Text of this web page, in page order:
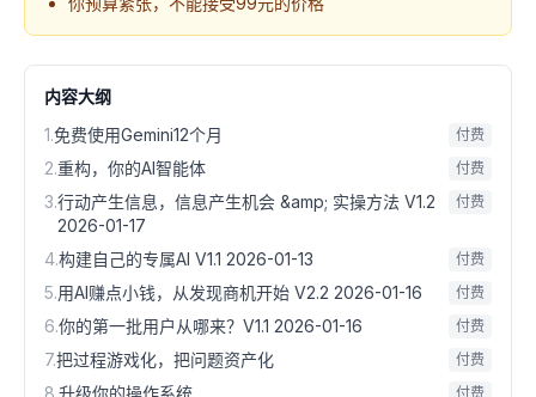
内容大纲
1.免费使用Gemini12个月 付费
2.重构，你的AI智能体 付费
3.行动产生信息，信息产生机会 &amp; 实操方法 V1.2
2026-01-17
付费
4.构建自己的专属AI V1.1 2026-01-13 付费
5.用AI赚点小钱，从发现商机开始 V2.2 2026-01-16 付费
6.你的第一批用户从哪来？V1.1 2026-01-16 付费
7.把过程游戏化，把问题资产化 付费
8 升级你的操作系统 付费